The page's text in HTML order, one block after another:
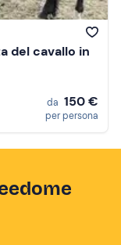
del cavallo in
da 150 €
per persona